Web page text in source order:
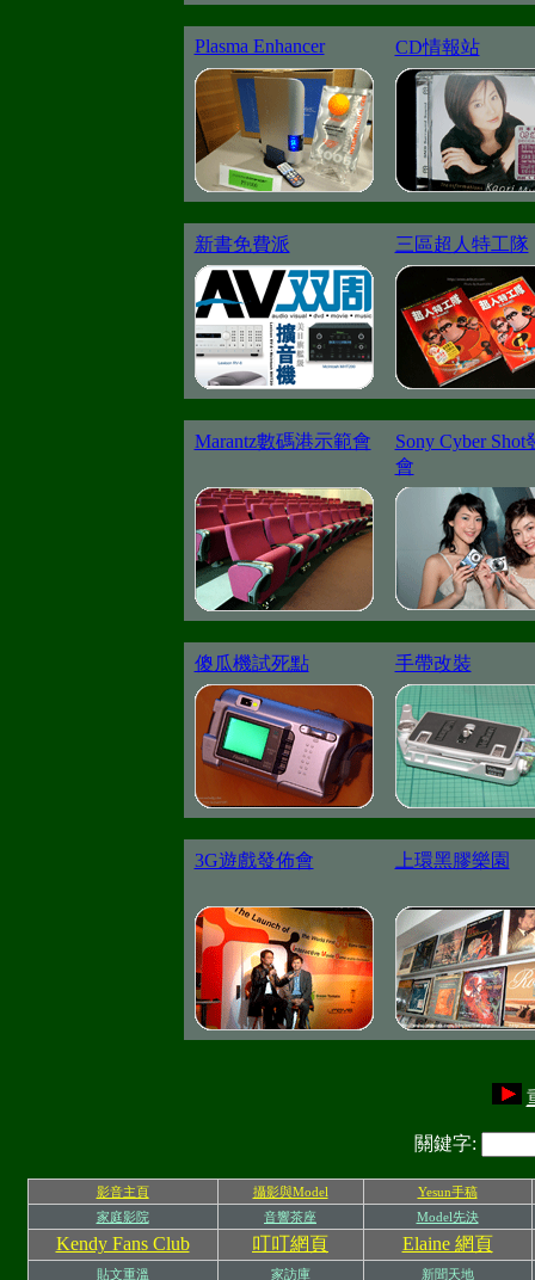
Plasma Enhancer CD情報站
新書免費派 三區超人特工隊
Marantz數碼港示範會
Sony Cyber Shot
會
傻瓜機試死點 手帶改裝
3G遊戲發佈會 上環黑膠樂園
關鍵字:
影音主頁 攝影與Model
Yesun手稿
家庭影院
音響茶座 Model先決
Kendy Fans Club 叮叮網頁 Elaine 網頁
貼文重溫 家訪庫 新聞天地